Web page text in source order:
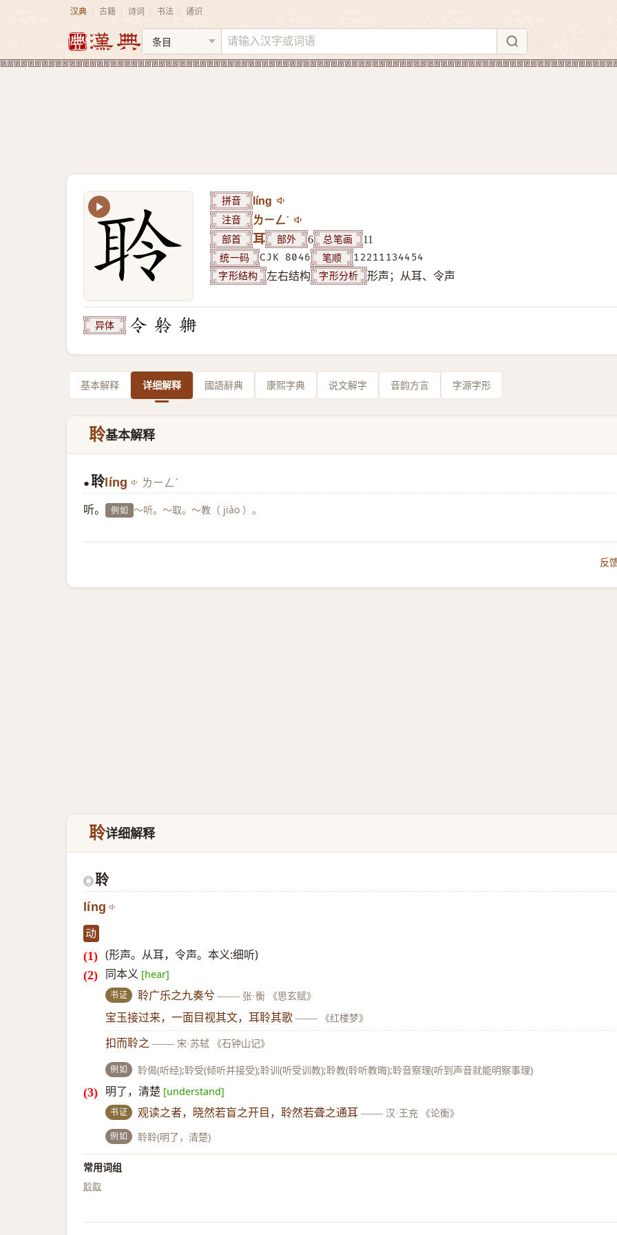
汉典 古籍 诗词 书法 通识
拼音 líng
注音 ㄌㄧㄥˊ
部首 耳 部外 6 总笔画 11
统一码 CJK 8046 笔顺 12211134454
字形结构 左右结构 字形分析 形声；从耳、令声
异体
基本解释 详细解释 國語辭典 康熙字典 说文解字 音韵方言 字源字形
聆基本解释
● 聆líng ㄌㄧㄥˊ
听。 例如 ～听。～取。～教（ jiào ）。
反
聆详细解释
◎聆
líng
动
(形声。从耳，令声。本义:细听)
同本义 [hear]
书证 聆广乐之九奏兮 —— 张·衡 《思玄赋》
宝玉接过来，一面目视其文，耳聆其歌 —— 《红楼梦》
扣而聆之 —— 宋·苏轼 《石钟山记》
例如 聆偈(听经);聆受(倾听并接受);聆训(听受训教);聆教(聆听教晦);聆音察理(听到声音就能明察事理)
明了，清楚 [understand]
书证 观读之者，晓然若盲之开目，聆然若聋之通耳 —— 汉·王充 《论衡》
例如 聆聆(明了，清楚)
常用词组
聆取